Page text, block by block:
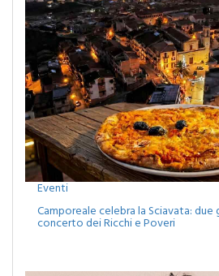
Eventi
Camporeale celebra la Sciavata:
concerto dei Ricchi e Poveri